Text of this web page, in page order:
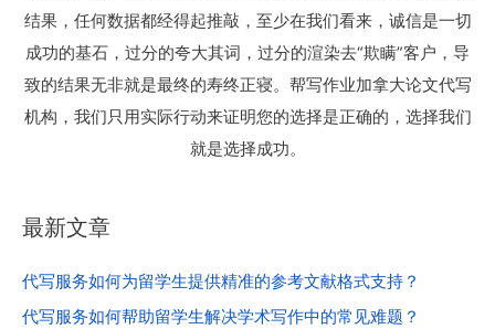
结果，任何数据都经得起推敲，至少在我们看来，诚信是一切
成功的基石，过分的夸大其词，过分的渲染去“欺瞒”客户，导
致的结果无非就是最终的寿终正寝。帮写作业加拿大论文代写
机构，我们只用实际行动来证明您的选择是正确的，选择我们
就是选择成功。
最新文章
代写服务如何为留学生提供精准的参考文献格式支持？
代写服务如何帮助留学生解决学术写作中的常见难题？